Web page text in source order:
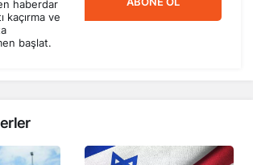
haberdar
kaçırma ve
başlat.